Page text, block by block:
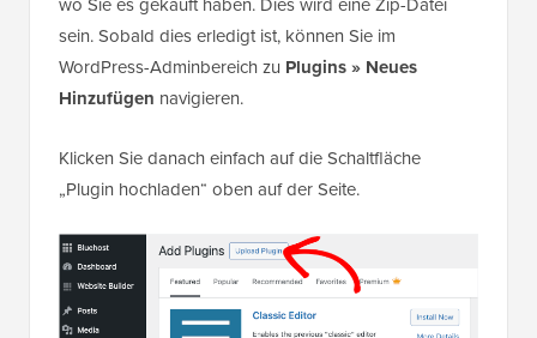
sein. Sobald dies erledigt ist, können Sie im
WordPress-Adminbereich zu Plugins » Neues
Hinzufügen navigieren.
Klicken Sie danach einfach auf die Schaltfläche
„Plugin hochladen“ oben auf der Seite.